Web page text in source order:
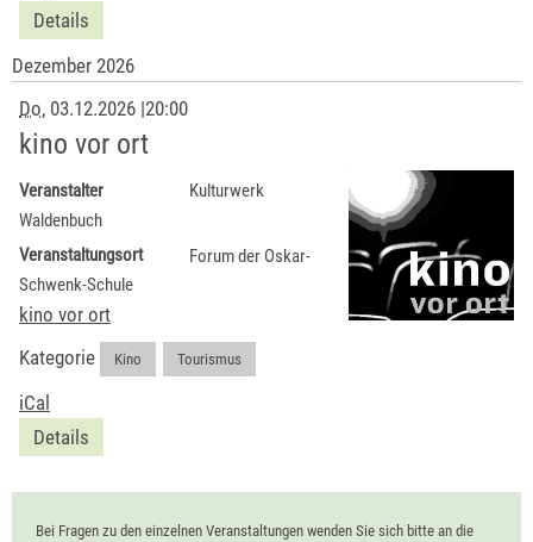
Details
Dezember 2026
Do, 03.12.2026 |20:00
kino vor ort
Veranstalter
Kulturwerk
Waldenbuch
Veranstaltungsort
Forum der Oskar-
Schwenk-Schule
kino vor ort
Kategorie
Kino Tourismus
iCal
Details
Bei Fragen zu den einzelnen Veranstaltungen wenden Sie sich bitte an die